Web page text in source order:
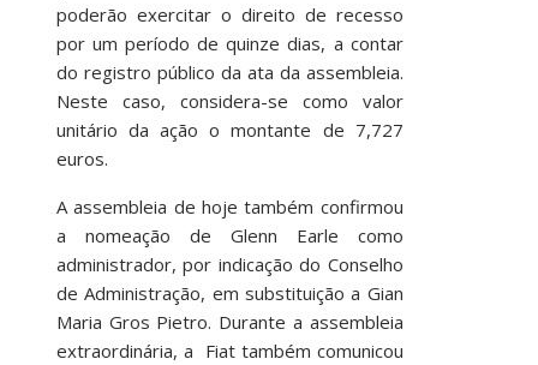
poderão exercitar o direito de recesso
por um período de quinze dias, a contar
do registro público da ata da assembleia.
Neste caso, considera-se como valor
unitário da ação o montante de 7,727
euros.
A assembleia de hoje também confirmou
a nomeação de Glenn Earle como
administrador, por indicação do Conselho
de Administração, em substituição a Gian
Maria Gros Pietro. Durante a assembleia
extraordinária, a Fiat também comunicou